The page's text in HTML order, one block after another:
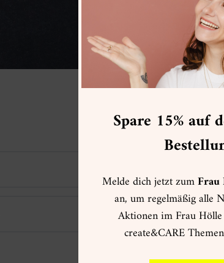
Spare 15% auf
Melde dich jetzt zumFrau
an, um regelmäßig alle
Aktionen im Frau
create&CARE